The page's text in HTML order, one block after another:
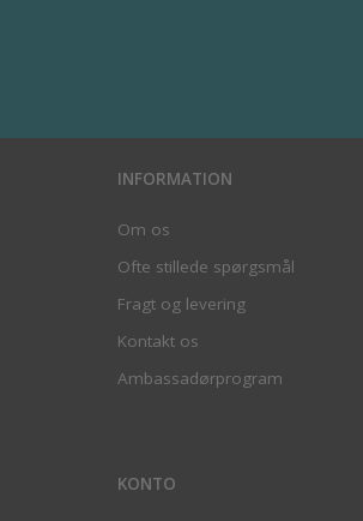
INFORMATION
Om os
Ofte stillede spørgsmål
Fragt og levering
Kontakt os
Ambassadørprogram
KONTO